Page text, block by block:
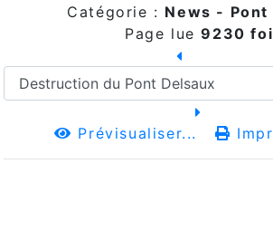
Catégorie : News - Pont
Page lue9230
Prévisualiser...